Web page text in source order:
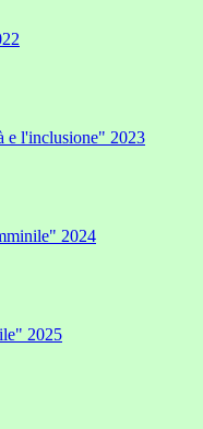
e l'inclusione" 2023
2024
2025